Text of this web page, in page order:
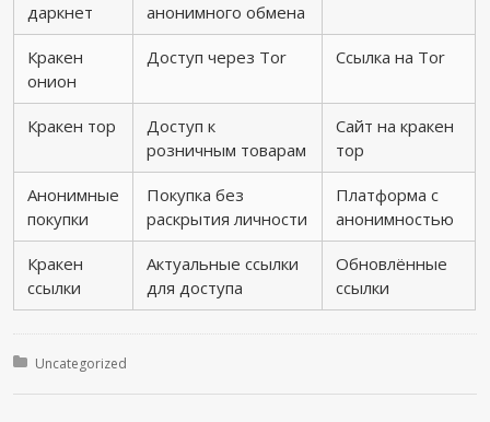
даркнет
анонимного обмена
Кракен
онион
Доступ через Tor Ссылка на Tor
Кракен тор
Доступ к
розничным товарам
Сайт на кракен
тор
Анонимные
покупки
Покупка без
раскрытия личности
Платформа с
анонимностью
Кракен
ссылки
Актуальные ссылки
для доступа
Обновлённые
ссылки
Posted in:
Uncategorized